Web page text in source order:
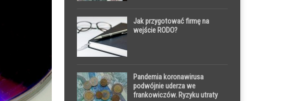
Jak przygotować firmę na
wejście RODO?
Pandemia koronawirusa
podwójnie uderza we
frankowiczów. Ryzyku utraty